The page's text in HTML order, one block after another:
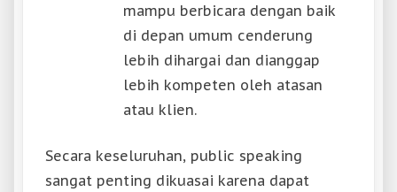
mampu berbicara dengan baik
di depan umum cenderung
lebih dihargai dan dianggap
lebih kompeten oleh atasan
atau klien.
Secara keseluruhan, public speaking
sangat penting dikuasai karena dapat